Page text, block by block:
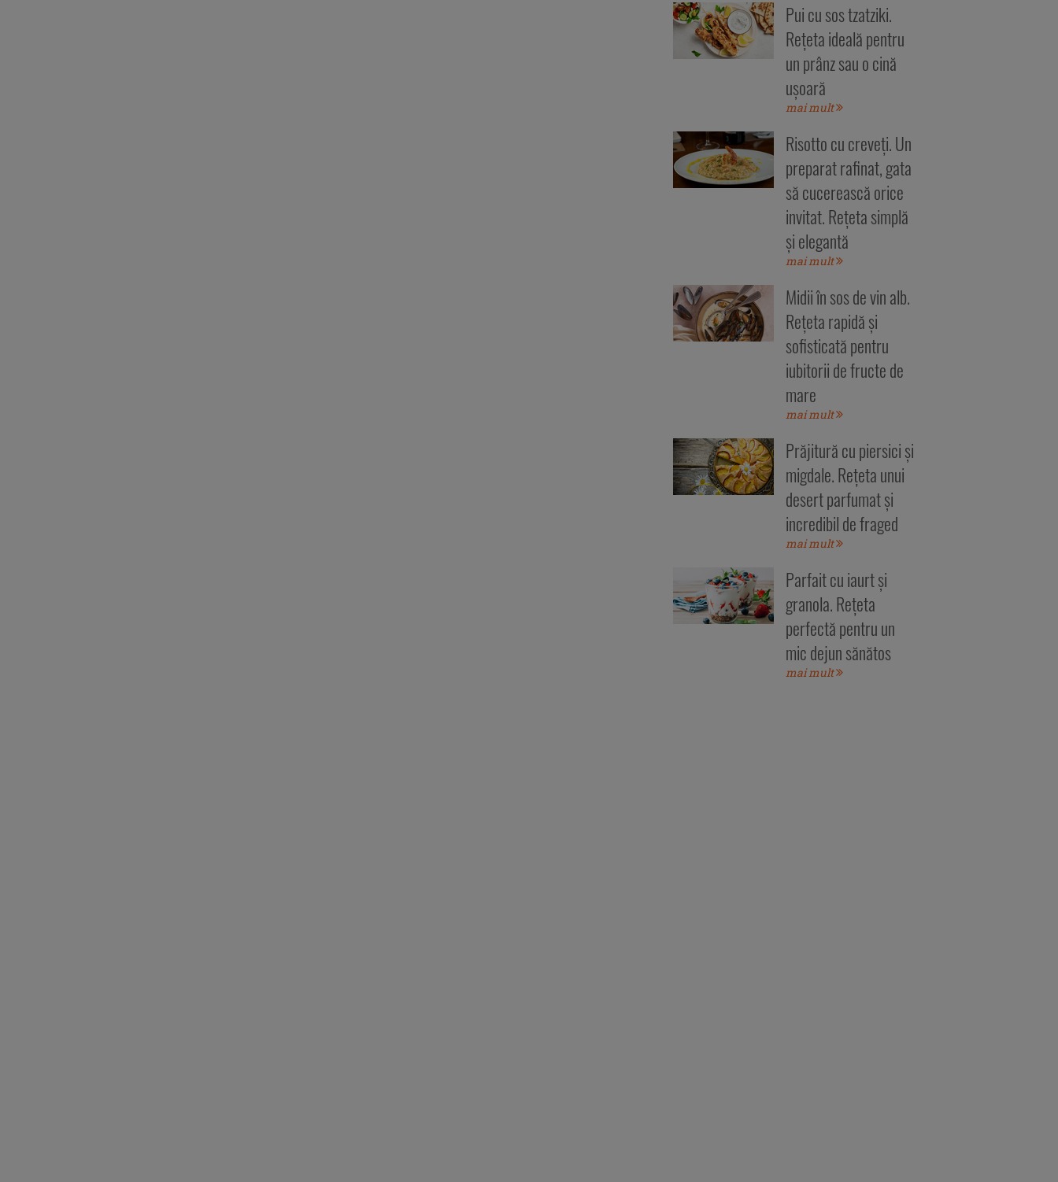
Pui cu sos tzatziki.
Rețeta ideală pentru
un prânz sau o cină
ușoară
mai mult
Risotto cu creveți. Un
preparat rafinat, gata
să cucerească orice
invitat. Rețeta simplă
și elegantă
mai mult
Midii în sos de vin alb.
Rețeta rapidă și
sofisticată pentru
iubitorii de fructe de
mare
mai mult
Prăjitură cu piersici și
migdale. Rețeta unui
desert parfumat și
incredibil de fraged
mai mult
Parfait cu iaurt și
granola. Rețeta
perfectă pentru un
mic dejun sănătos
mai mult